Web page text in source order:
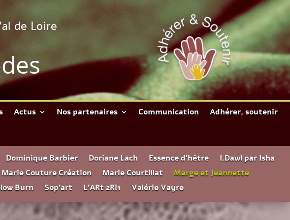
de Loire
Actus Nos partenaires Communication
Adhérer, soutenir
Dominique Barbier Doriane Lach Essence d’hêtre
I.Dawl par Isha
Marie Couture Création Marie Courtillat
Marge et Jeannette
Burn Sop’art L’ARt 2Ri1 Valérie Vayre